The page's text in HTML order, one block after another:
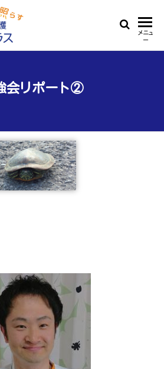
ハ
リ
問
看
護
き
ラ
ス
生
活
く
照
ら
す
メニュ
ー
会リポート②